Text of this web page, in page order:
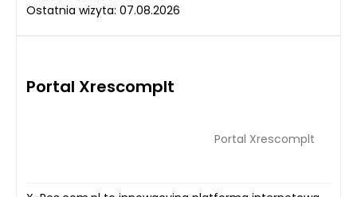
Ostatnia wizyta: 07.08.2026
Portal Xrescomplt
Portal Xrescomplt